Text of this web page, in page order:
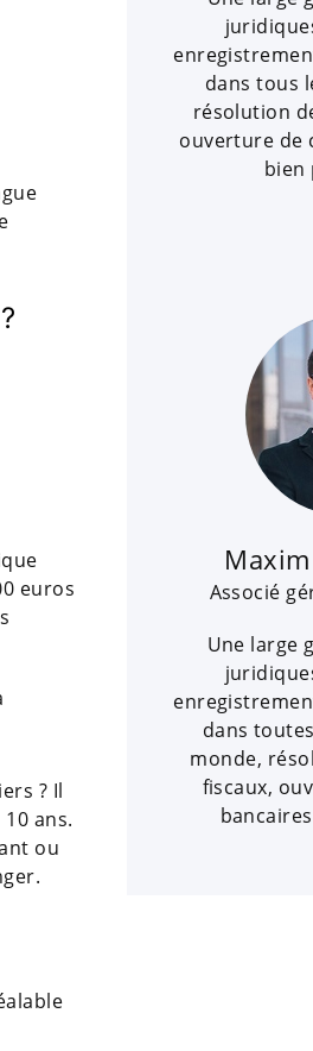
euros
? Il
ans.
ou
dans tous
résolution
ouverture de
bien
Associé
Une large
dans
monde,
fiscaux,